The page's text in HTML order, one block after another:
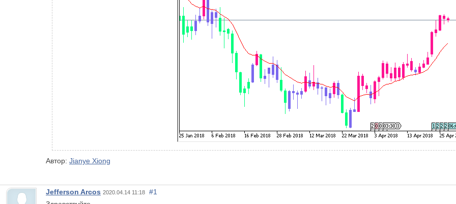
Автор: Jianye Xiong
Jefferson Arcos 2020.04.14 11:18
#1